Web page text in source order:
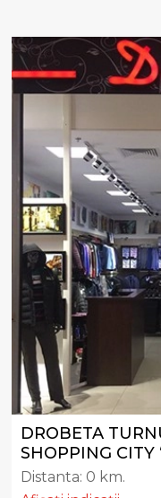
DROBETA
SHOPPING CITY
Distanta: 0 km.